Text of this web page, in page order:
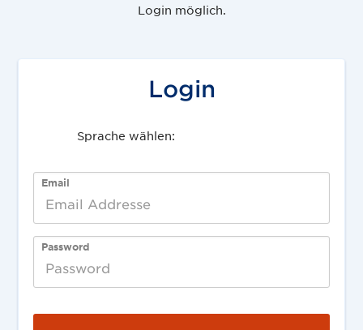
Login möglich.
Login
Sprache wählen:
Email
Password